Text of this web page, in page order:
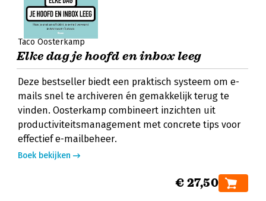
Taco Oosterkamp
Elke dag je hoofd en inbox leeg
Deze bestseller biedt een praktisch systeem om e-
mails snel te archiveren én gemakkelijk terug te
vinden. Oosterkamp combineert inzichten uit
productiviteitsmanagement met concrete tips voor
effectief e-mailbeheer.
Boek bekijken
€ 27,50